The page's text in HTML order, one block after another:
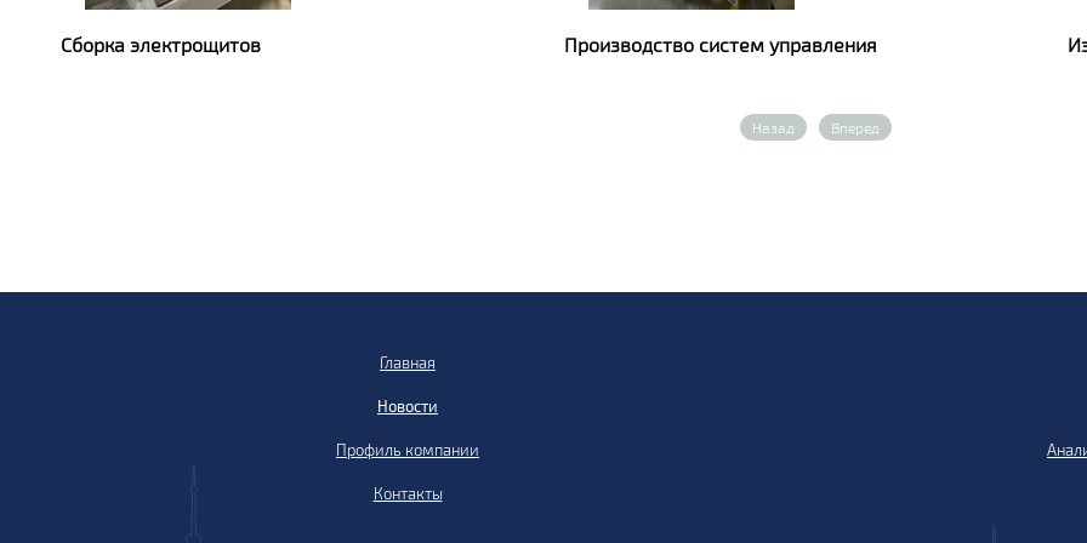
Сборка электрощитов Производство систем управления
Назад Вперед
Главная
Новости
Профиль компании
Контакты